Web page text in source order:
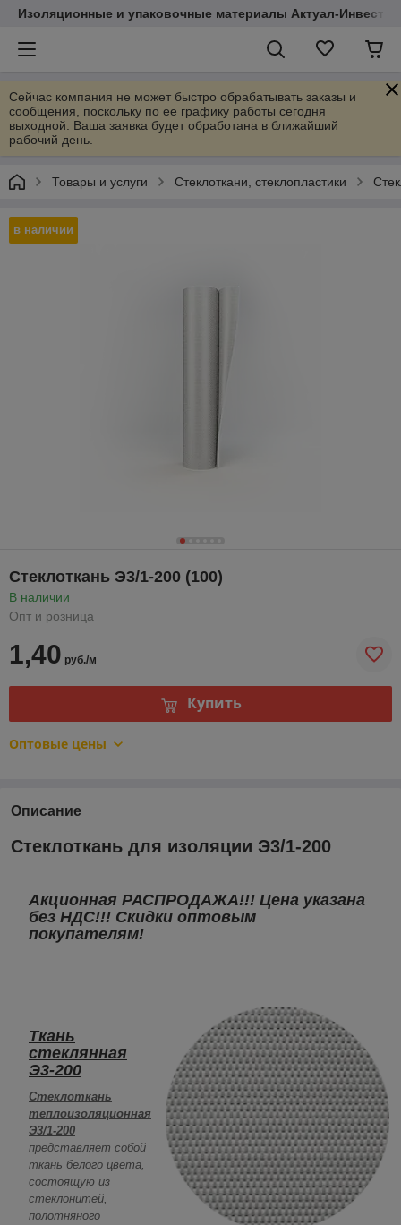
Изоляционные и упаковочные материалы Актуал-Инвест
Сейчас компания не может быстро обрабатывать заказы и
сообщения, поскольку по ее графику работы сегодня
выходной. Ваша заявка будет обработана в ближайший
рабочий день.
Товары и услуги Стеклоткани, стеклопластики
в наличии
Стеклоткань Э3/1-200 (100)
В наличии
Опт и розница
1,40 руб./м
Купить
Оптовые цены
Описание
Стеклоткань для изоляции Э3/1-200
Акционная РАСПРОДАЖА!!! Цена указана
без НДС!!! Скидки оптовым
покупателям!
Ткань
стеклянная
Э3-200
Стеклоткань
теплоизоляционная
Э3/1-200
представляет собой
ткань белого цвета,
состоящую из
стеклонитей,
полотняного